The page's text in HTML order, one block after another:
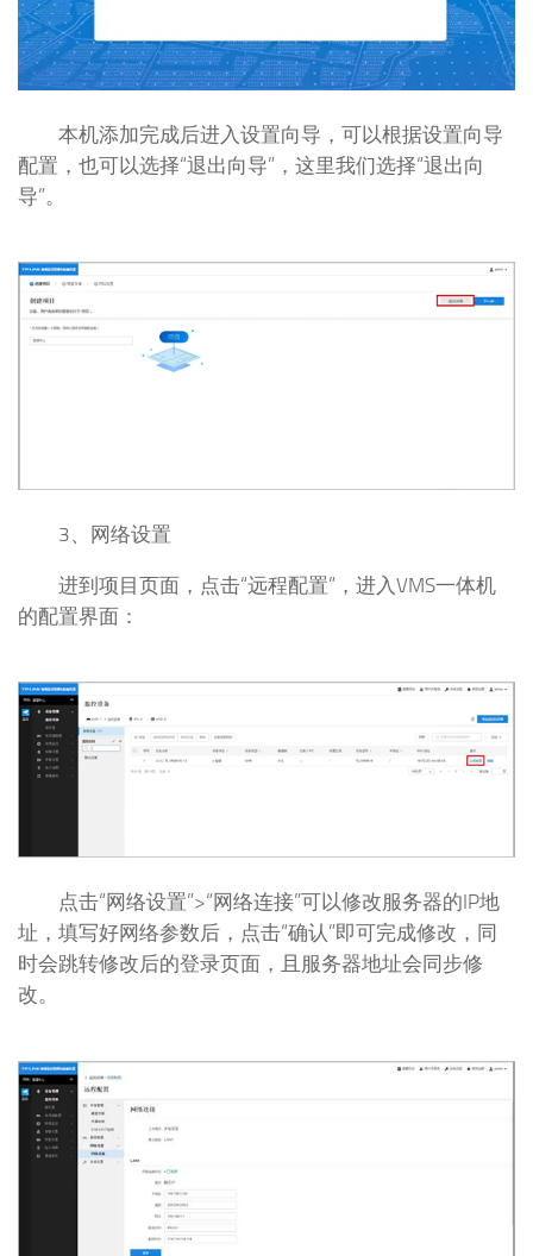
本机添加完成后进入设置向导，可以根据设置向导
配置，也可以选择“退出向导”，这里我们选择“退出向
导”。
3、网络设置
进到项目页面，点击“远程配置”，进入VMS一体机
的配置界面：
点击“网络设置”>“网络连接”可以修改服务器的IP地
址，填写好网络参数后，点击“确认”即可完成修改，同
时会跳转修改后的登录页面，且服务器地址会同步修
改。